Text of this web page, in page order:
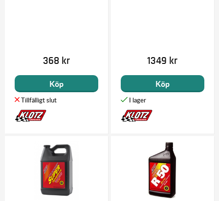
368 kr
Köp
1349 kr
Köp